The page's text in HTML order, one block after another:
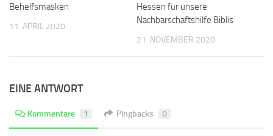
Behelfsmasken
11. APRIL 2020
Hessen für unsere
Nachbarschaftshilfe Biblis
21. NOVEMBER 2020
EINE ANTWORT
Kommentare 1 Pingbacks 0